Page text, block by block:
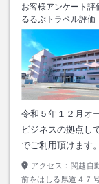
お客様アンケート評
るるぶトラベル評価
令和５年１２月オ
ビジネスの拠点し
でご利用頂けます。
アクセス： 関越自
前をはしる県道４